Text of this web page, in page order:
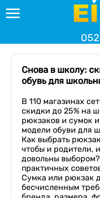
Снова в школу:
обувь для
В 110 магазинах
скидки до 25% на
рюкзаков и сумок
модели обуви для
Как выбрать
чтобы и родители,
довольны
практичных
Сумка или рюкзак
бесчисленным